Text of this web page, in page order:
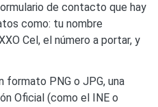
de contacto que hay
como: tu nombre
Cel, el número a portar, y
formato PNG o JPG, una
Oficial (como el INE o